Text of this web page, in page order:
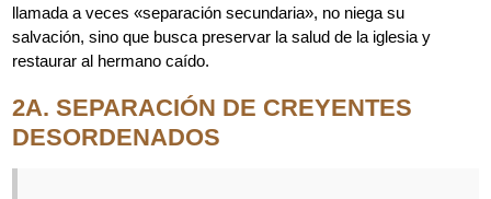
llamada a veces «separación secundaria», no niega su
salvación, sino que busca preservar la salud de la iglesia y
restaurar al hermano caído.
2A. SEPARACIÓN DE CREYENTES
DESORDENADOS